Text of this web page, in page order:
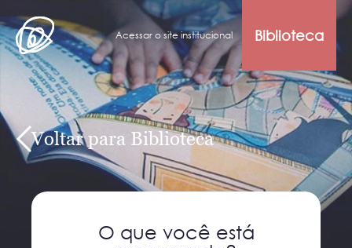
Acessar o site institucional Biblioteca
Voltar para Biblioteca
O que você está